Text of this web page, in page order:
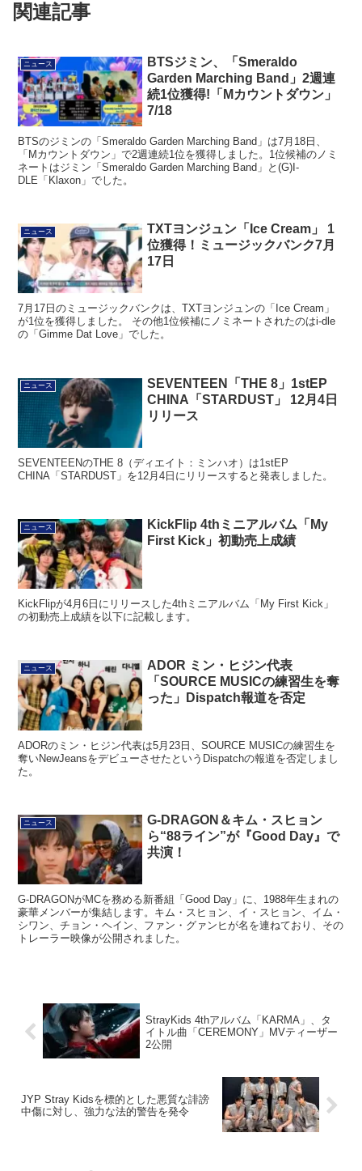
関連記事
ニュース
BTSジミン、「Smeraldo
Garden Marching Band」2週連
続1位獲得!「Mカウントダウン」
7/18
BTSのジミンの「Smeraldo Garden Marching Band」は7月18日、
「Mカウントダウン」で2週連続1位を獲得しました。1位候補のノミ
ネートはジミン「Smeraldo Garden Marching Band」と(G)I-
DLE「Klaxon」でした。
ニュース
TXTヨンジュン「Ice Cream」 1
位獲得！ミュージックバンク7月
17日
7月17日のミュージックバンクは、TXTヨンジュンの「Ice Cream」
が1位を獲得しました。 その他1位候補にノミネートされたのはi-dle
の「Gimme Dat Love」でした。
ニュース
SEVENTEEN「THE 8」1stEP
CHINA「STARDUST」 12月4日
リリース
SEVENTEENのTHE 8（ディエイト：ミンハオ）は1stEP
CHINA「STARDUST」を12月4日にリリースすると発表しました。
ニュース
KickFlip 4thミニアルバム「My
First Kick」初動売上成績
KickFlipが4月6日にリリースした4thミニアルバム「My First Kick」
の初動売上成績を以下に記載します。
ニュース
ADOR ミン・ヒジン代表
「SOURCE MUSICの練習生を奪
った」Dispatch報道を否定
ADORのミン・ヒジン代表は5月23日、SOURCE MUSICの練習生を
奪いNewJeansをデビューさせたというDispatchの報道を否定しまし
た。
ニュース
G-DRAGON＆キム・スヒョン
ら“88ライン”が『Good Day』で
共演！
G-DRAGONがMCを務める新番組「Good Day」に、1988年生まれの
豪華メンバーが集結します。キム・スヒョン、イ・スヒョン、イム・
シワン、チョン・ヘイン、ファン・グァンヒが名を連ねており、その
トレーラー映像が公開されました。
StrayKids 4thアルバム「KARMA」、タ
イトル曲「CEREMONY」MVティーザー
2公開
JYP Stray Kidsを標的とした悪質な誹謗
中傷に対し、強力な法的警告を発令